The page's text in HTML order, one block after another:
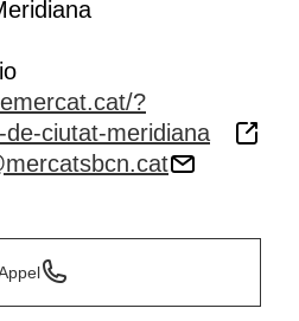
?
ciutat-meridiana